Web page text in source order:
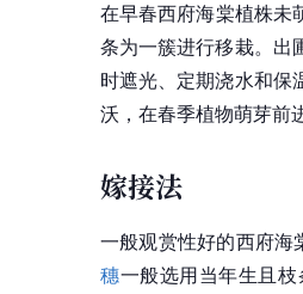
在早春西府海棠植株未
条为一簇进行移栽。出
时遮光、定期浇水和保
沃，在春季植物萌芽前
嫁接法
一般观赏性好的西府海
穗一般选用当年生且